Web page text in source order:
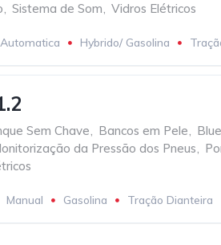
, Sistema de Som, Vidros Elétricos
Automatica Hybrido/ Gasolina
Sem Chave, Bancos em Pele,
da Pressão dos Pneus,
Manual Gasolina Tração Dianteira